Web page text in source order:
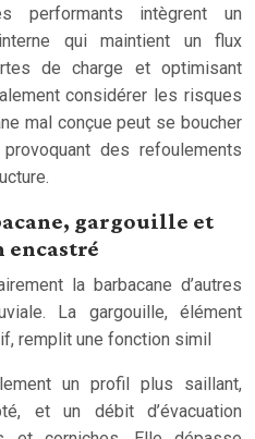
performants intègrent un
qui maintient un flux
de charge et optimisant
considérer les risques
mal conçue peut se boucher
des refoulements
gargouille et
encastré
la barbacane d’autres
La gargouille, élément
remplit une fonction simil
un profil plus saillant,
et un débit d’évacuation